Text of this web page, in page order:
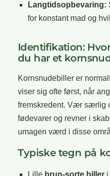
Langtidsopbevaring:
for konstant mad og
Identifikation:
du har et
Kornsnudebiller er
viser sig ofte først, når
fremskredent. Vær særlig
fødevarer og revner i
umagen værd i disse
Typiske tegn på